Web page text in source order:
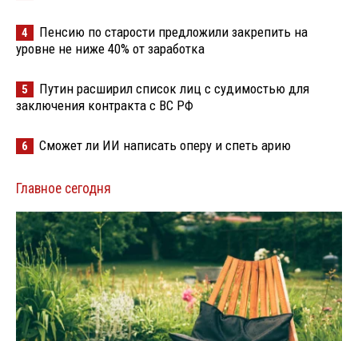
4
Пенсию по старости предложили закрепить на
уровне не ниже 40% от заработка
5
Путин расширил список лиц с судимостью для
заключения контракта с ВС РФ
6 Сможет ли ИИ написать оперу и спеть арию
Главное сегодня